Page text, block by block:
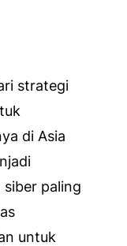
strategi
di Asia
paling
untuk